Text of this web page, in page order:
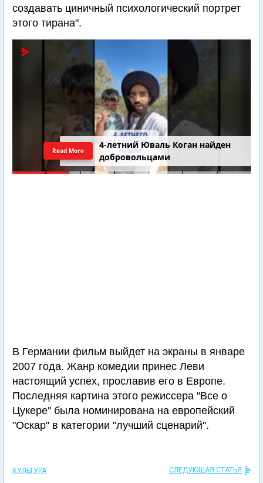
создавать циничный психологический портрет
этого тирана".
4-летний Юваль Коган найден
добровольцами
Read More
В Германии фильм выйдет на экраны в январе
2007 года. Жанр комедии принес Леви
настоящий успех, прославив его в Европе.
Последняя картина этого режиссера "Все о
Цукере" была номинирована на европейский
"Оскар" в категории "лучший сценарий".
КУЛЬТУРА СЛЕДУЮЩАЯ СТАТЬЯ